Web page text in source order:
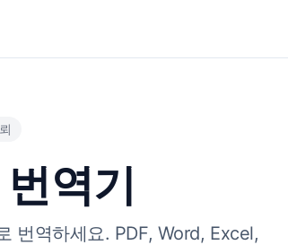
역기
번역하세요. PDF, Word, Excel,